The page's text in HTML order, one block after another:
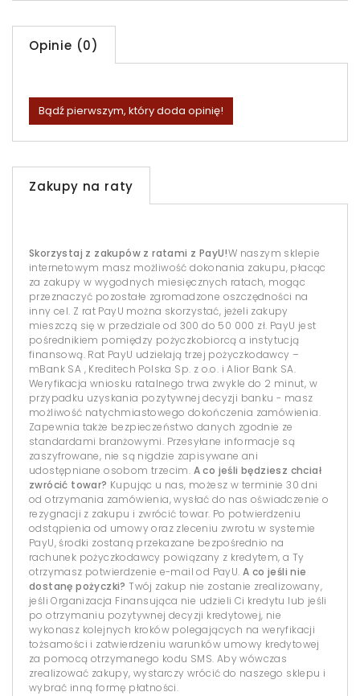
Opinie (0)
Bądź pierwszym, który doda opinię!
Zakupy na raty
Skorzystaj z zakupów z ratami z PayU!W naszym sklepie
internetowym masz możliwość dokonania zakupu, płacąc
za zakupy w wygodnych miesięcznych ratach, mogąc
przeznaczyć pozostałe zgromadzone oszczędności na
inny cel. Z rat PayU można skorzystać, jeżeli zakupy
mieszczą się w przedziale od 300 do 50 000 zł. PayU jest
pośrednikiem pomiędzy pożyczkobiorcą a instytucją
finansową. Rat PayU udzielają trzej pożyczkodawcy –
mBank SA , Kreditech Polska Sp. z o.o. i Alior Bank SA.
Weryfikacja wniosku ratalnego trwa zwykle do 2 minut, w
przypadku uzyskania pozytywnej decyzji banku - masz
możliwość natychmiastowego dokończenia zamówienia.
Zapewnia także bezpieczeństwo danych zgodnie ze
standardami branżowymi. Przesyłane informacje są
zaszyfrowane, nie są nigdzie zapisywane ani
udostępniane osobom trzecim. A co jeśli będziesz chciał
zwrócić towar? Kupując u nas, możesz w terminie 30 dni
od otrzymania zamówienia, wysłać do nas oświadczenie o
rezygnacji z zakupu i zwrócić towar. Po potwierdzeniu
odstąpienia od umowy oraz zleceniu zwrotu w systemie
PayU, środki zostaną przekazane bezpośrednio na
rachunek pożyczkodawcy powiązany z kredytem, a Ty
otrzymasz potwierdzenie e-mail od PayU. A co jeśli nie
dostanę pożyczki? Twój zakup nie zostanie zrealizowany,
jeśli Organizacja Finansująca nie udzieli Ci kredytu lub jeśli
po otrzymaniu pozytywnej decyzji kredytowej, nie
wykonasz kolejnych kroków polegających na weryfikacji
tożsamości i zatwierdzeniu warunków umowy kredytowej
za pomocą otrzymanego kodu SMS. Aby wówczas
zrealizować zakupy, wystarczy wrócić do naszego sklepu i
wybrać inną formę płatności.